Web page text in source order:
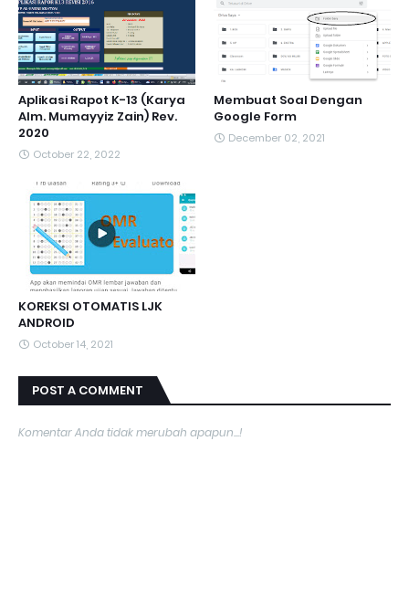
Aplikasi Rapot K-13 (Karya
Alm. Mumayyiz Zain) Rev.
2020
October 22, 2022
Membuat Soal Dengan
Google Form
December 02, 2021
KOREKSI OTOMATIS LJK
ANDROID
October 14, 2021
POST A COMMENT
Komentar Anda tidak merubah apapun...!